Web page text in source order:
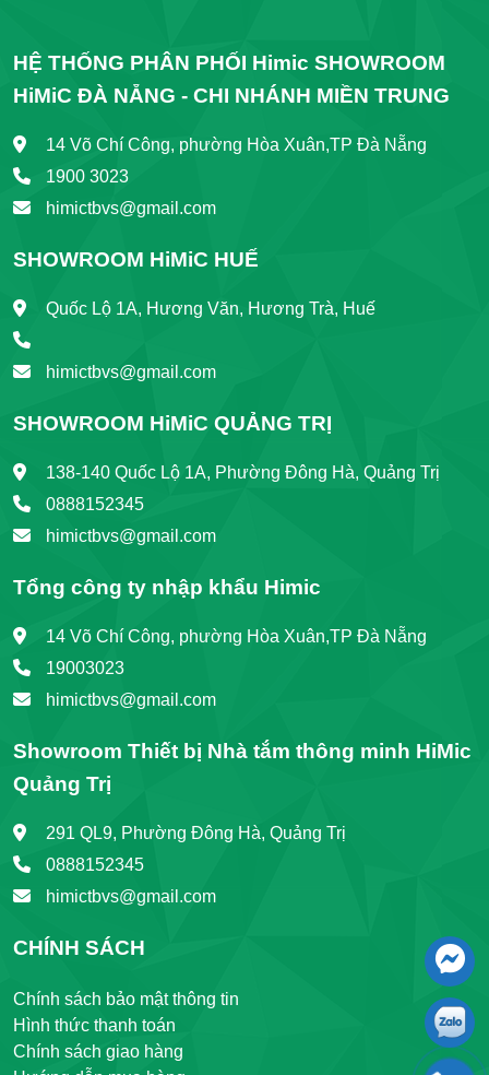
HỆ THỐNG PHÂN PHỐI Himic SHOWROOM
HiMiC ĐÀ NẴNG - CHI NHÁNH MIỀN TRUNG
14 Võ Chí Công, phường Hòa Xuân,TP Đà Nẵng
1900 3023
himictbvs@gmail.com
SHOWROOM HiMiC HUẾ
Quốc Lộ 1A, Hương Văn, Hương Trà, Huế
himictbvs@gmail.com
SHOWROOM HiMiC QUẢNG TRỊ
138-140 Quốc Lộ 1A, Phường Đông Hà, Quảng Trị
0888152345
himictbvs@gmail.com
Tổng công ty nhập khẩu Himic
14 Võ Chí Công, phường Hòa Xuân,TP Đà Nẵng
19003023
himictbvs@gmail.com
Showroom Thiết bị Nhà tắm thông minh HiMic
Quảng Trị
291 QL9, Phường Đông Hà, Quảng Trị
0888152345
himictbvs@gmail.com
CHÍNH SÁCH
Chính sách bảo mật thông tin
Hình thức thanh toán
Chính sách giao hàng